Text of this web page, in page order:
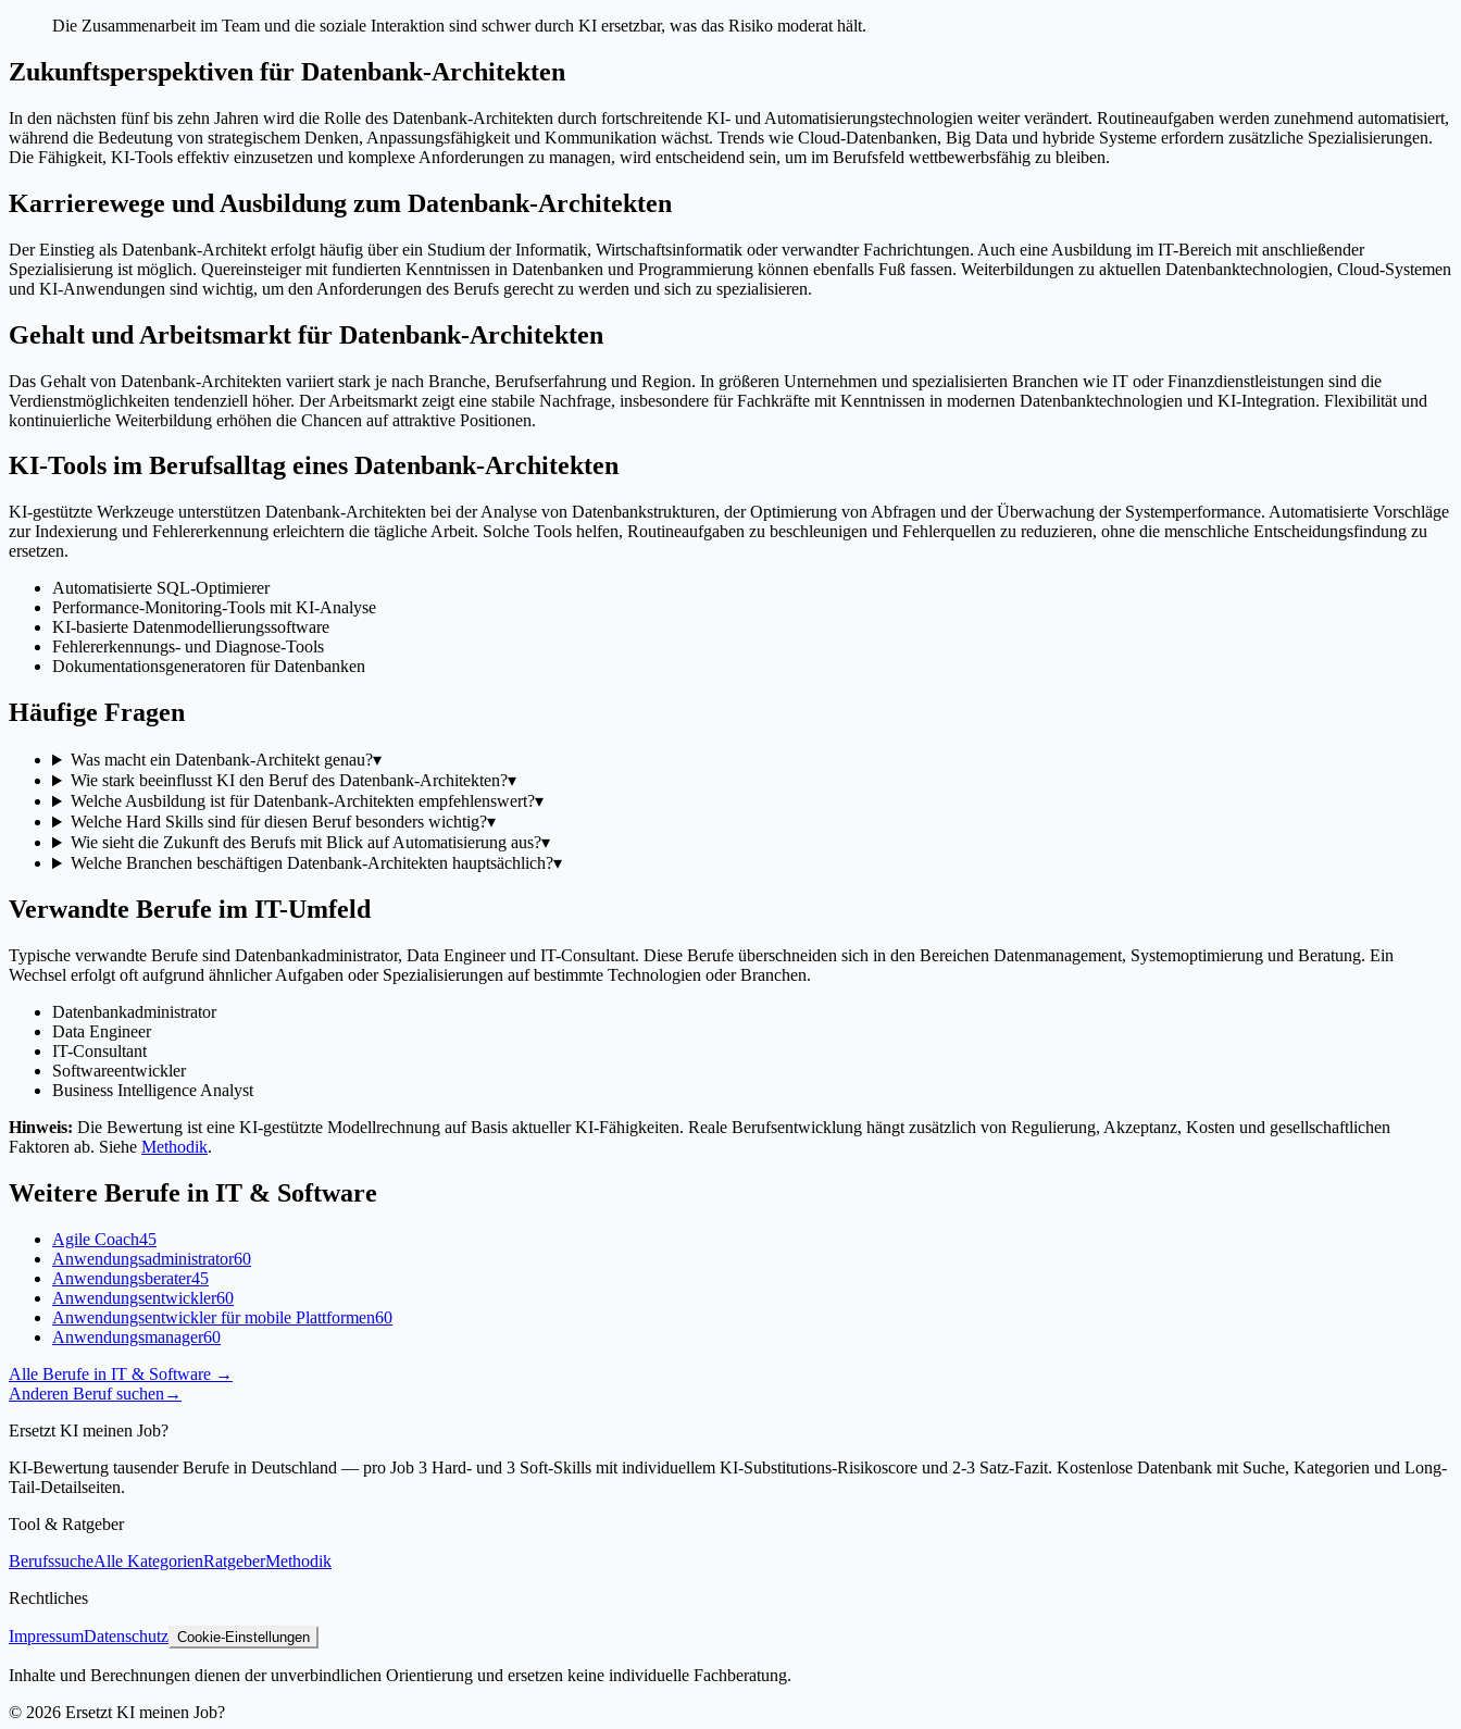
Die Zusammenarbeit im Team und die soziale Interaktion sind schwer durch KI ersetzbar, was das Risiko moderat hält.
Zukunftsperspektiven für Datenbank-Architekten
In den nächsten fünf bis zehn Jahren wird die Rolle des Datenbank-Architekten durch fortschreitende KI- und Automatisierungstechnologien weiter verändert. Routineaufgaben werden zunehmend automatisiert,
während die Bedeutung von strategischem Denken, Anpassungsfähigkeit und Kommunikation wächst. Trends wie Cloud-Datenbanken, Big Data und hybride Systeme erfordern zusätzliche Spezialisierungen.
Die Fähigkeit, KI-Tools effektiv einzusetzen und komplexe Anforderungen zu managen, wird entscheidend sein, um im Berufsfeld wettbewerbsfähig zu bleiben.
Karrierewege und Ausbildung zum Datenbank-Architekten
Der Einstieg als Datenbank-Architekt erfolgt häufig über ein Studium der Informatik, Wirtschaftsinformatik oder verwandter Fachrichtungen. Auch eine Ausbildung im IT-Bereich mit anschließender
Spezialisierung ist möglich. Quereinsteiger mit fundierten Kenntnissen in Datenbanken und Programmierung können ebenfalls Fuß fassen. Weiterbildungen zu aktuellen Datenbanktechnologien, Cloud-Systemen
und KI-Anwendungen sind wichtig, um den Anforderungen des Berufs gerecht zu werden und sich zu spezialisieren.
Gehalt und Arbeitsmarkt für Datenbank-Architekten
Das Gehalt von Datenbank-Architekten variiert stark je nach Branche, Berufserfahrung und Region. In größeren Unternehmen und spezialisierten Branchen wie IT oder Finanzdienstleistungen sind die
Verdienstmöglichkeiten tendenziell höher. Der Arbeitsmarkt zeigt eine stabile Nachfrage, insbesondere für Fachkräfte mit Kenntnissen in modernen Datenbanktechnologien und KI-Integration. Flexibilität und
kontinuierliche Weiterbildung erhöhen die Chancen auf attraktive Positionen.
KI-Tools im Berufsalltag eines Datenbank-Architekten
KI-gestützte Werkzeuge unterstützen Datenbank-Architekten bei der Analyse von Datenbankstrukturen, der Optimierung von Abfragen und der Überwachung der Systemperformance. Automatisierte Vorschläge
zur Indexierung und Fehlererkennung erleichtern die tägliche Arbeit. Solche Tools helfen, Routineaufgaben zu beschleunigen und Fehlerquellen zu reduzieren, ohne die menschliche Entscheidungsfindung zu
ersetzen.
Automatisierte SQL-Optimierer
Performance-Monitoring-Tools mit KI-Analyse
KI-basierte Datenmodellierungssoftware
Fehlererkennungs- und Diagnose-Tools
Dokumentationsgeneratoren für Datenbanken
Häufige Fragen
Was macht ein Datenbank-Architekt genau?▾
Wie stark beeinflusst KI den Beruf des Datenbank-Architekten?▾
Welche Ausbildung ist für Datenbank-Architekten empfehlenswert?▾
Welche Hard Skills sind für diesen Beruf besonders wichtig?▾
Wie sieht die Zukunft des Berufs mit Blick auf Automatisierung aus?▾
Welche Branchen beschäftigen Datenbank-Architekten hauptsächlich?▾
Verwandte Berufe im IT-Umfeld
Typische verwandte Berufe sind Datenbankadministrator, Data Engineer und IT-Consultant. Diese Berufe überschneiden sich in den Bereichen Datenmanagement, Systemoptimierung und Beratung. Ein
Wechsel erfolgt oft aufgrund ähnlicher Aufgaben oder Spezialisierungen auf bestimmte Technologien oder Branchen.
Datenbankadministrator
Data Engineer
IT-Consultant
Softwareentwickler
Business Intelligence Analyst
Hinweis: Die Bewertung ist eine KI-gestützte Modellrechnung auf Basis aktueller KI-Fähigkeiten. Reale Berufsentwicklung hängt zusätzlich von Regulierung, Akzeptanz, Kosten und gesellschaftlichen
Faktoren ab. Siehe Methodik.
Weitere Berufe in IT & Software
Agile Coach45
Anwendungsadministrator60
Anwendungsberater45
Anwendungsentwickler60
Anwendungsentwickler für mobile Plattformen60
Anwendungsmanager60
Alle Berufe in IT & Software →
Anderen Beruf suchen →
Ersetzt KI meinen Job?
KI-Bewertung tausender Berufe in Deutschland — pro Job 3 Hard- und 3 Soft-Skills mit individuellem KI-Substitutions-Risikoscore und 2-3 Satz-Fazit. Kostenlose Datenbank mit Suche, Kategorien und Long-
Tail-Detailseiten.
Tool & Ratgeber
BerufssucheAlle KategorienRatgeberMethodik
Rechtliches
ImpressumDatenschutz Cookie-Einstellungen
Inhalte und Berechnungen dienen der unverbindlichen Orientierung und ersetzen keine individuelle Fachberatung.
© 2026 Ersetzt KI meinen Job?